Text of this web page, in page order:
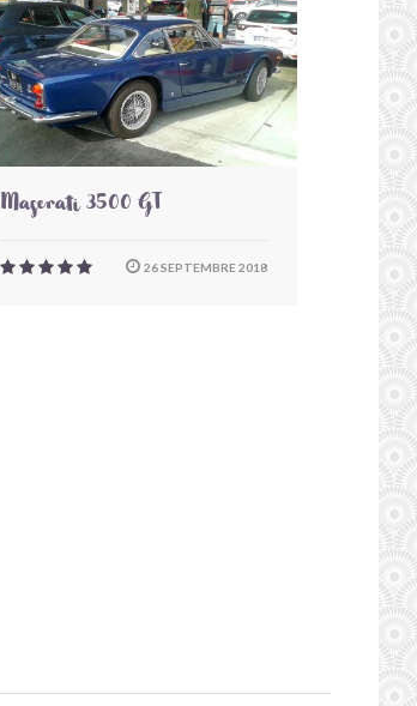
Maserati 3500 GT
26 SEPTEMBRE 2018